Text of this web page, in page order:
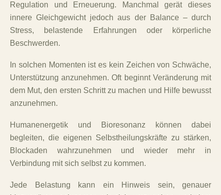
Regulation und Erneuerung. Manchmal gerät dieses
innere Gleichgewicht jedoch aus der Balance – durch
Stress, belastende Erfahrungen oder körperliche
Beschwerden.
In solchen Momenten ist es kein Zeichen von Schwäche,
Unterstützung anzunehmen. Oft beginnt Veränderung mit
dem Mut, den ersten Schritt zu machen und Hilfe bewusst
anzunehmen.
Humanenergetik und Bioresonanz können dabei
begleiten, die eigenen Selbstheilungskräfte zu stärken,
Blockaden wahrzunehmen und wieder mehr in
Verbindung mit sich selbst zu kommen.
Jede Belastung kann ein Hinweis sein, genauer